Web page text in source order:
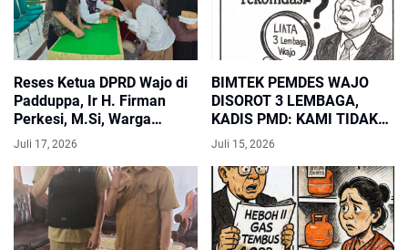
Reses Ketua DPRD Wajo di
Padduppa, Ir H. Firman
Perkesi, M.Si, Warga
Sampaikan Aspirasi Jalan,
Drainase, hingga Pelayanan
Publik
Juli 17, 2026
BIMTEK PEMDES WAJO
DISOROT 3 LEMBAGA,
KADIS PMD: KAMI TIDAK
BERI REKOMENDASI
PENYELENGGARA
Juli 15, 2026